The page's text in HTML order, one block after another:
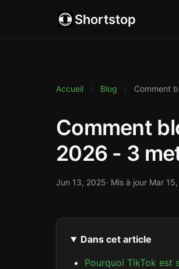
Shortstop
Accueil / Blog / Comment
Comment
2026 - 3
Jun 13, 2025· Mis à jour Mar
Dans cet article
Pourquoi TikTok est